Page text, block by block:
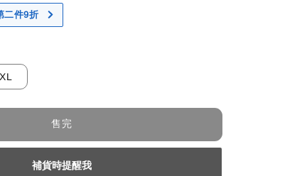
二件9折
XL
售完
補貨時提醒我